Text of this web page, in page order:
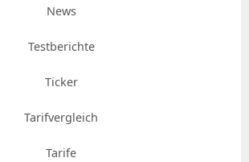
News
Testberichte
Ticker
Tarifvergleich
Tarife